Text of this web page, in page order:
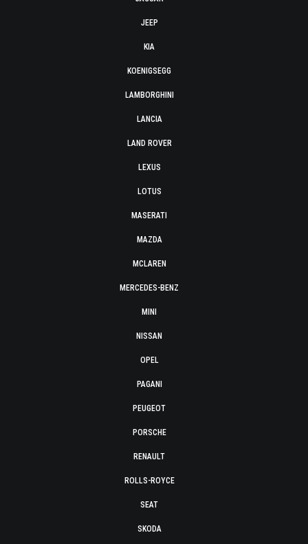
JEEP
KIA
KOENIGSEGG
LAMBORGHINI
LANCIA
LAND ROVER
LEXUS
LOTUS
MASERATI
MAZDA
MCLAREN
MERCEDES-BENZ
MINI
NISSAN
OPEL
PAGANI
PEUGEOT
PORSCHE
RENAULT
ROLLS-ROYCE
SEAT
SKODA